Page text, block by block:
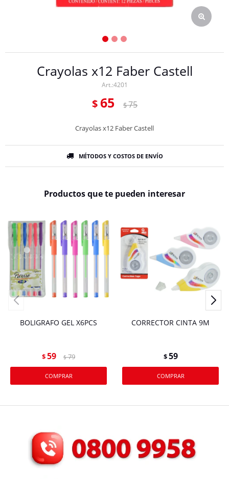
Crayolas x12 Faber Castell
4201
$ 65 $75
Crayolas x12 Faber Castell
MÉTODOS Y COSTOS DE ENVÍO
Productos que te pueden interesar
BOLIGRAFO GEL X6PCS
$59 $ 79
CORRECTOR CINTA 9M
$59